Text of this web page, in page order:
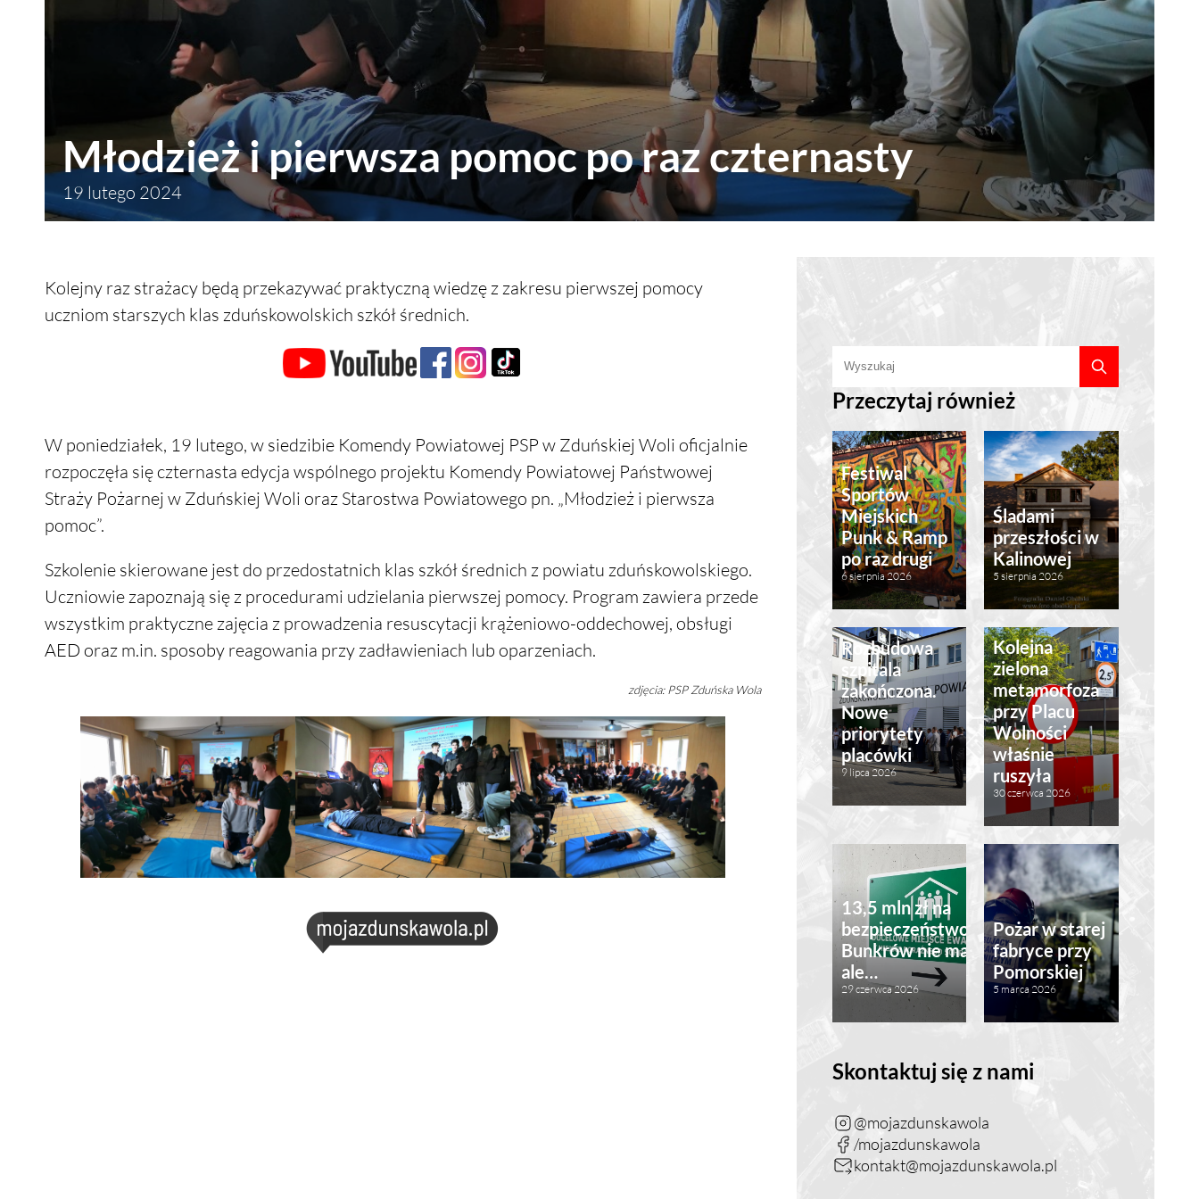
Młodzież i pierwsza pomoc po raz czternasty
19 lutego 2024
Kolejny raz strażacy będą przekazywać praktyczną wiedzę z zakresu pierwszej pomocy
uczniom starszych klas zduńskowolskich szkół średnich.
W poniedziałek, 19 lutego, w siedzibie Komendy Powiatowej PSP w Zduńskiej Woli oficjalnie
rozpoczęła się czternasta edycja wspólnego projektu Komendy Powiatowej Państwowej
Straży Pożarnej w Zduńskiej Woli oraz Starostwa Powiatowego pn. „Młodzież i pierwsza
pomoc”.
Szkolenie skierowane jest do przedostatnich klas szkół średnich z powiatu zduńskowolskiego.
Uczniowie zapoznają się z procedurami udzielania pierwszej pomocy. Program zawiera przede
wszystkim praktyczne zajęcia z prowadzenia resuscytacji krążeniowo-oddechowej, obsługi
AED oraz m.in. sposoby reagowania przy zadławieniach lub oparzeniach.
zdjęcia: PSP Zduńska Wola
Przeczytaj również
Festiwal
Sportów
Miejskich
Punk & Ramp
po raz drugi
6 sierpnia 2026
Śladami
przeszłości w
Kalinowej
5 sierpnia 2026
Rozbudowa
szpitala
zakończona.
Nowe
priorytety
placówki
9 lipca 2026
Kolejna
zielona
metamorfoza
przy Placu
Wolności
właśnie
ruszyła
30 czerwca 2026
13,5 mln zł na
bezpieczeństwo.
Bunkrów nie ma,
ale…
29 czerwca 2026
Pożar w starej
fabryce przy
Pomorskiej
5 marca 2026
Skontaktuj się z nami
@mojazdunskawola
/mojazdunskawola
kontakt@mojazdunskawola.pl